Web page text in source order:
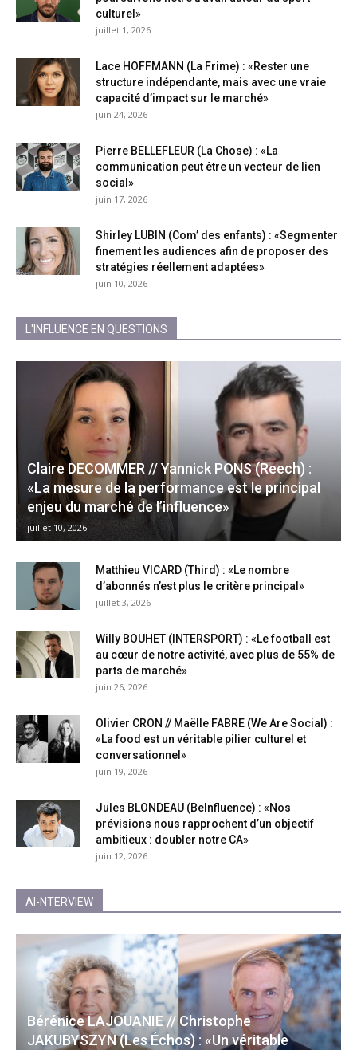
culturel»
juillet 1, 2026
Lace HOFFMANN (La Frime) : «Rester une
structure indépendante, mais avec une vraie
capacité d’impact sur le marché»
juin 24, 2026
Pierre BELLEFLEUR (La Chose) : «La
communication peut être un vecteur de lien
social»
juin 17, 2026
Shirley LUBIN (Com’ des enfants) : «Segmenter
finement les audiences afin de proposer des
stratégies réellement adaptées»
juin 10, 2026
L'INFLUENCE EN QUESTIONS
Claire DECOMMER // Yannick PONS (Reech) :
«La mesure de la performance est le principal
enjeu du marché de l’influence»
juillet 10, 2026
Matthieu VICARD (Third) : «Le nombre
d’abonnés n’est plus le critère principal»
juillet 3, 2026
Willy BOUHET (INTERSPORT) : «Le football est
au cœur de notre activité, avec plus de 55% de
parts de marché»
juin 26, 2026
Olivier CRON // Maëlle FABRE (We Are Social) :
«La food est un véritable pilier culturel et
conversationnel»
juin 19, 2026
Jules BLONDEAU (BeInfluence) : «Nos
prévisions nous rapprochent d’un objectif
ambitieux : doubler notre CA»
juin 12, 2026
AI-NTERVIEW
Bérénice LAJOUANIE // Christophe
JAKUBYSZYN (Les Échos) : «Un véritable